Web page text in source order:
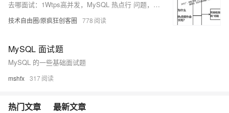
去哪面试：1Wtps高并发，MySQL 热点行 问题， 怎么解决？
技术自由圈/原疯狂创客圈 778
MySQL 面试题
MySQL 的一些基础面试题
mshfx 317
热门文章 最新文章